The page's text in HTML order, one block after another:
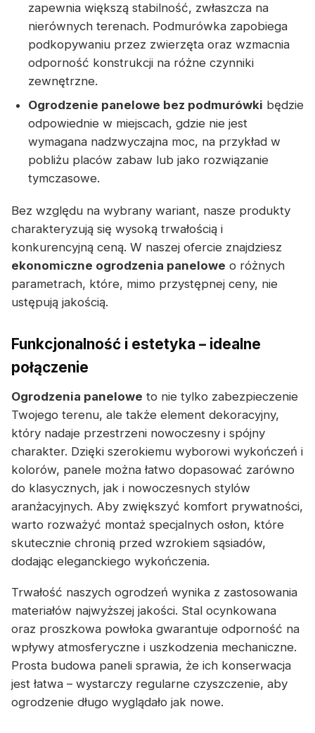
zapewnia większą stabilność, zwłaszcza na
nierównych terenach. Podmurówka zapobiega
podkopywaniu przez zwierzęta oraz wzmacnia
odporność konstrukcji na różne czynniki
zewnętrzne.
Ogrodzenie panelowe bez podmurówki będzie
odpowiednie w miejscach, gdzie nie jest
wymagana nadzwyczajna moc, na przykład w
pobliżu placów zabaw lub jako rozwiązanie
tymczasowe.
Bez względu na wybrany wariant, nasze produkty
charakteryzują się wysoką trwałością i
konkurencyjną ceną. W naszej ofercie znajdziesz
ekonomiczne ogrodzenia panelowe o różnych
parametrach, które, mimo przystępnej ceny, nie
ustępują jakością.
Funkcjonalność i estetyka – idealne
połączenie
Ogrodzenia panelowe to nie tylko zabezpieczenie
Twojego terenu, ale także element dekoracyjny,
który nadaje przestrzeni nowoczesny i spójny
charakter. Dzięki szerokiemu wyborowi wykończeń i
kolorów, panele można łatwo dopasować zarówno
do klasycznych, jak i nowoczesnych stylów
aranżacyjnych. Aby zwiększyć komfort prywatności,
warto rozważyć montaż specjalnych osłon, które
skutecznie chronią przed wzrokiem sąsiadów,
dodając eleganckiego wykończenia.
Trwałość naszych ogrodzeń wynika z zastosowania
materiałów najwyższej jakości. Stal ocynkowana
oraz proszkowa powłoka gwarantuje odporność na
wpływy atmosferyczne i uszkodzenia mechaniczne.
Prosta budowa paneli sprawia, że ich konserwacja
jest łatwa – wystarczy regularne czyszczenie, aby
ogrodzenie długo wyglądało jak nowe.